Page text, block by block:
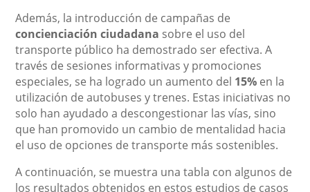
Además, la introducción de campañas de
concienciación ciudadana sobre el uso del
transporte público ha demostrado ser efectiva. A
través de sesiones informativas y promociones
especiales, se ha logrado un aumento del 15% en la
utilización de autobuses y trenes. Estas iniciativas no
solo han ayudado a descongestionar las vías, sino
que han promovido un cambio de mentalidad hacia
el uso de opciones de transporte más sostenibles.
A continuación, se muestra una tabla con algunos de
los resultados obtenidos en estos estudios de casos